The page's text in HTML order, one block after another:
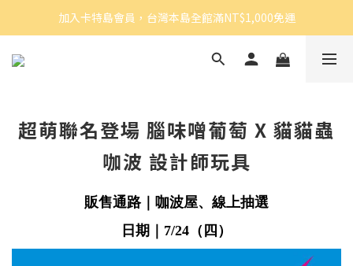
加入卡特島會員，台灣本島全館滿NT$1,000免運
超萌聯名登場 腦味噌葡萄 X 貓貓蟲
咖波 設計師玩具
販售通路｜咖波屋、線上抽選
日期｜7/24（四）